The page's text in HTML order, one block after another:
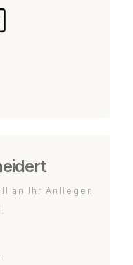
an Ihr Anliegen